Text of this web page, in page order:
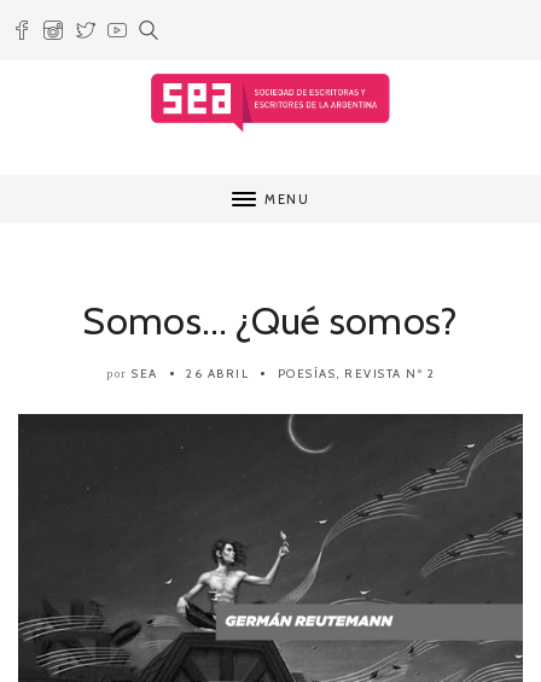
MENU
Somos… ¿Qué somos?
por SEA 26 ABRIL POESÍAS, REVISTA Nº 2